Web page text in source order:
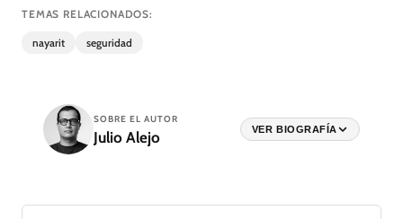
TEMAS RELACIONADOS:
nayarit seguridad
SOBRE EL AUTOR
Julio Alejo VER BIOGRAFÍA